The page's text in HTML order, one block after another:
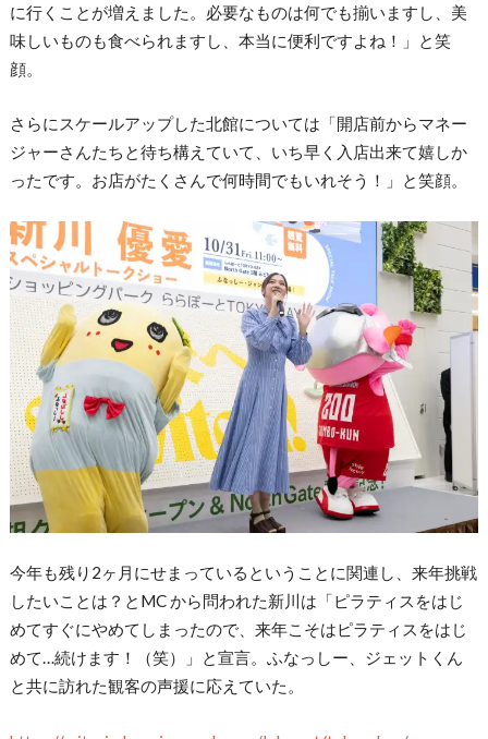
に行くことが増えました。必要なものは何でも揃いますし、美
味しいものも食べられますし、本当に便利ですよね！」と笑
顔。
さらにスケールアップした北館については「開店前からマネー
ジャーさんたちと待ち構えていて、いち早く入店出来て嬉しか
ったです。お店がたくさんで何時間でもいれそう！」と笑顔。
今年も残り2ヶ月にせまっているということに関連し、来年挑戦
したいことは？とMC から問われた新川は「ピラティスをはじ
めてすぐにやめてしまったので、来年こそはピラティスをはじ
めて…続けます！（笑）」と宣言。ふなっしー、ジェットくん
と共に訪れた観客の声援に応えていた。